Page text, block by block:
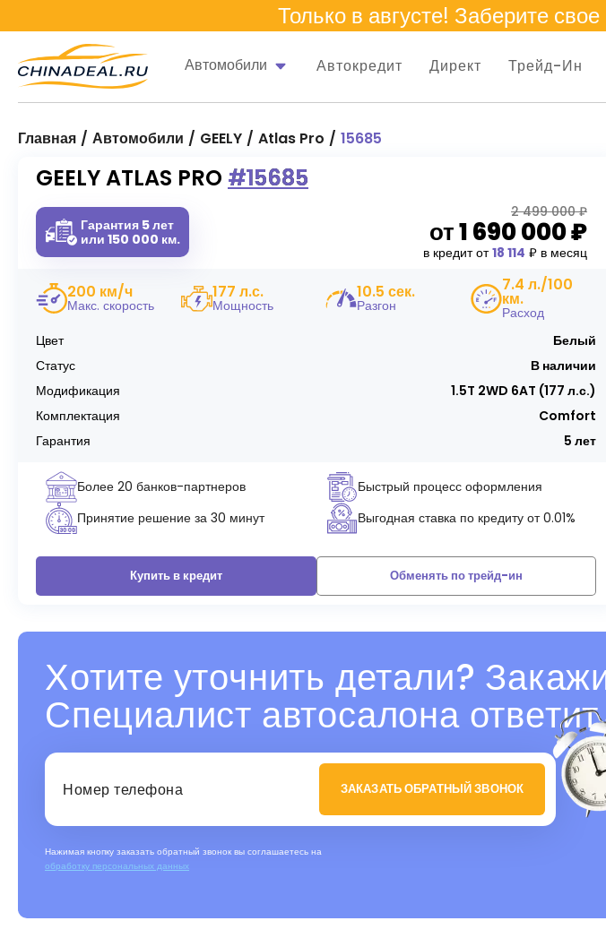
Только в августе! Заберите
Автомобили Автокредит Директ Трейд-Ин
Главная Автомобили GEELY Atlas Pro 15685
GEELY ATLAS PRO #15685
Гарантия 5 лет
или 150 000 км.
2 499 000 ₽
от1 690 000₽
в кредит от18 114 ₽ в месяц
200 км/ч
Макс. скорость
177 л.с.
Мощность
10.5 сек.
Разгон
7.4 л./100
км.
Расход
Цвет
Белый
Статус
В наличии
Модификация
1.5T 2WD 6AT (177 л.с.)
Комплектация
Comfort
Гарантия
5 лет
Более 20 банков-партнеров
Быстрый процесс оформления
Принятие решение за 30 минут
Выгодная ставка по кредиту от 0.01%
Купить в кредит Обменять по трейд-ин
Хотите уточнить детали?
Специалист автосалона
ЗАКАЗАТЬ ОБРАТНЫЙ ЗВОНОК
Нажимая кнопку заказать обратный звонок вы соглашаетесь на
обработку персональных данных